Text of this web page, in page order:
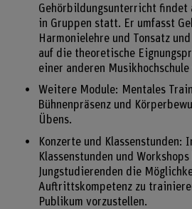
Gehörbildungsunterricht findet
in Gruppen statt. Er umfasst
Harmonielehre und Tonsatz
auf die theoretische
einer anderen Musikhochschule
Weitere Module: Mentales
Bühnenpräsenz und
Übens.
Konzerte und Klassenstunden:
Klassenstunden und
Jungstudierenden die
Auftrittskompetenz zu
Publikum vorzustellen.